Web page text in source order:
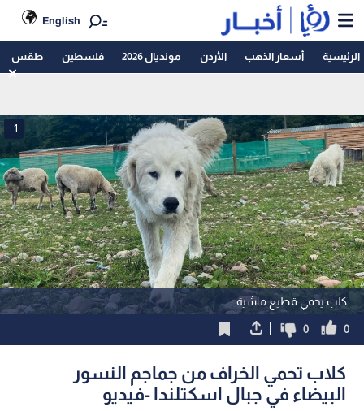
English
الرئيسية أسعار الذهب الأردن مونديال 2026 فلسطين طقس
كلب يحمي قطيع ماشية
1
0
0
كلاب تحمي الخراف من جماجم النسور
البيضاء في جبال اسكتلندا -فيديو